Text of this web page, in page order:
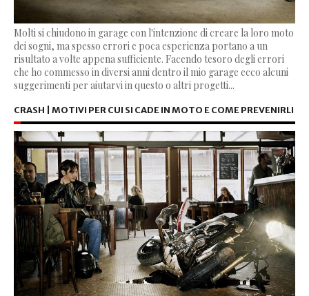
Molti si chiudono in garage con l'intenzione di creare la loro moto
dei sogni, ma spesso errori e poca esperienza portano a un
risultato a volte appena sufficiente. Facendo tesoro degli errori
che ho commesso in diversi anni dentro il mio garage ecco alcuni
suggerimenti per aiutarvi in questo o altri progetti...
CRASH | MOTIVI PER CUI SI CADE IN MOTO E COME PREVENIRLI